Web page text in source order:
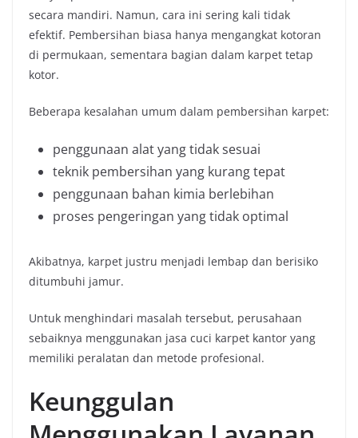
secara mandiri. Namun, cara ini sering kali tidak
efektif. Pembersihan biasa hanya mengangkat kotoran
di permukaan, sementara bagian dalam karpet tetap
kotor.
Beberapa kesalahan umum dalam pembersihan karpet:
penggunaan alat yang tidak sesuai
teknik pembersihan yang kurang tepat
penggunaan bahan kimia berlebihan
proses pengeringan yang tidak optimal
Akibatnya, karpet justru menjadi lembap dan berisiko
ditumbuhi jamur.
Untuk menghindari masalah tersebut, perusahaan
sebaiknya menggunakan jasa cuci karpet kantor yang
memiliki peralatan dan metode profesional.
Keunggulan